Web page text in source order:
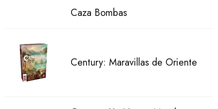
Caza Bombas
Century: Maravillas de Oriente